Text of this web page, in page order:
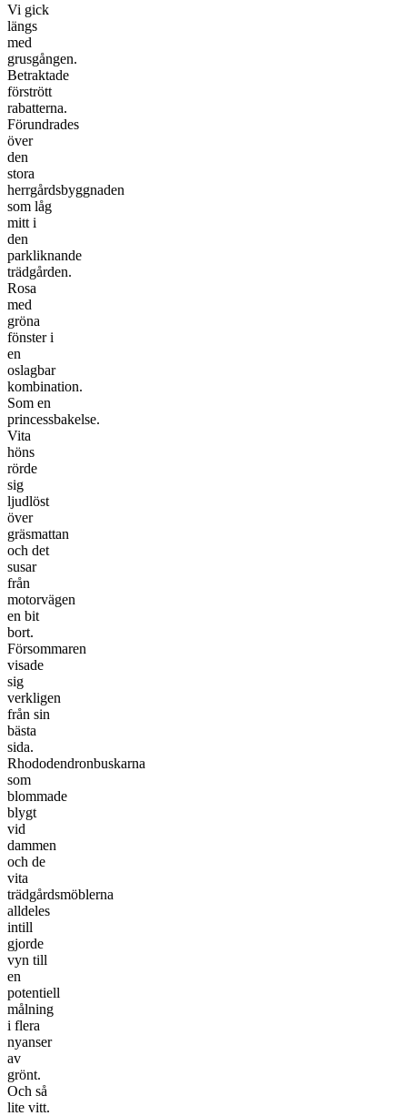
Vi gick
längs
med
grusgången.
Betraktade
förstrött
rabatterna.
Förundrades
över
den
stora
herrgårdsbyggnaden
som låg
mitt i
den
parkliknande
trädgården.
Rosa
med
gröna
fönster i
en
oslagbar
kombination.
Som en
princessbakelse.
Vita
höns
rörde
sig
ljudlöst
över
gräsmattan
och det
susar
från
motorvägen
en bit
bort.
Försommaren
visade
sig
verkligen
från sin
bästa
sida.
Rhododendronbuskarna
som
blommade
blygt
vid
dammen
och de
vita
trädgårdsmöblerna
alldeles
intill
gjorde
vyn till
en
potentiell
målning
i flera
nyanser
av
grönt.
Och så
lite vitt.